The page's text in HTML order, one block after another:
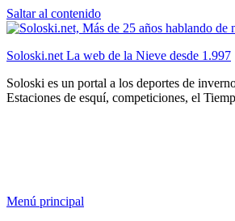
Saltar al contenido
Soloski.net La web de la Nieve desde 1.997
Soloski es un portal a los deportes de
Estaciones de esquí, competiciones, el
Menú principal